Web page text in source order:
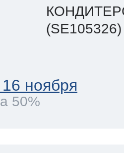
(SE105326)
ноября
50%